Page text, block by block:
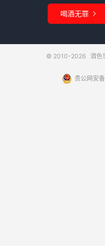
喝酒无罪 
© 2010-2026 酒色
贵公网安